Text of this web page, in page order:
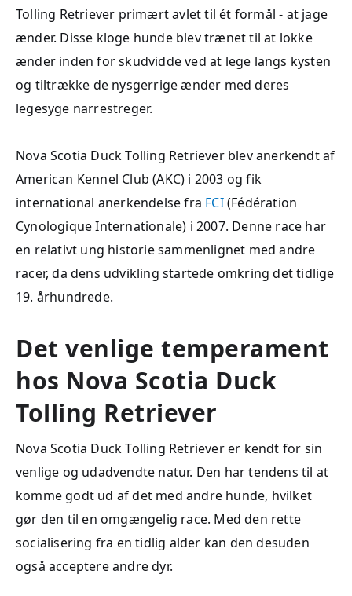
Tolling Retriever primært avlet til ét formål - at jage
ænder. Disse kloge hunde blev trænet til at lokke
ænder inden for skudvidde ved at lege langs kysten
og tiltrække de nysgerrige ænder med deres
legesyge narrestreger.
Nova Scotia Duck Tolling Retriever blev anerkendt af
American Kennel Club (AKC) i 2003 og fik
international anerkendelse fra FCI(Fédération
Cynologique Internationale) i 2007. Denne race har
en relativt ung historie sammenlignet med andre
racer, da dens udvikling startede omkring det tidlige
19. århundrede.
Det venlige temperament
hos Nova Scotia Duck
Tolling Retriever
Nova Scotia Duck Tolling Retriever er kendt for sin
venlige og udadvendte natur. Den har tendens til at
komme godt ud af det med andre hunde, hvilket
gør den til en omgængelig race. Med den rette
socialisering fra en tidlig alder kan den desuden
også acceptere andre dyr.